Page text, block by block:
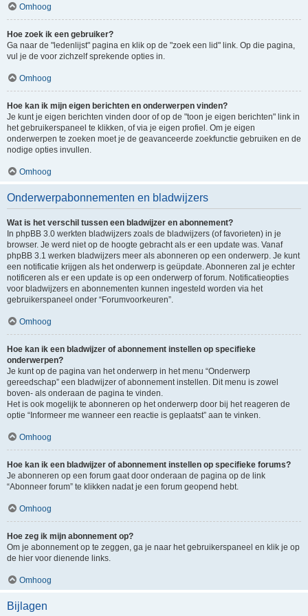
Omhoog
Hoe zoek ik een gebruiker?
Ga naar de "ledenlijst" pagina en klik op de "zoek een lid" link. Op die pagina,
vul je de voor zichzelf sprekende opties in.
Omhoog
Hoe kan ik mijn eigen berichten en onderwerpen vinden?
Je kunt je eigen berichten vinden door of op de "toon je eigen berichten" link in
het gebruikerspaneel te klikken, of via je eigen profiel. Om je eigen
onderwerpen te zoeken moet je de geavanceerde zoekfunctie gebruiken en de
nodige opties invullen.
Omhoog
Onderwerpabonnementen en bladwijzers
Wat is het verschil tussen een bladwijzer en abonnement?
In phpBB 3.0 werkten bladwijzers zoals de bladwijzers (of favorieten) in je
browser. Je werd niet op de hoogte gebracht als er een update was. Vanaf
phpBB 3.1 werken bladwijzers meer als abonneren op een onderwerp. Je kunt
een notificatie krijgen als het onderwerp is geüpdate. Abonneren zal je echter
notificeren als er een update is op een onderwerp of forum. Notificatieopties
voor bladwijzers en abonnementen kunnen ingesteld worden via het
gebruikerspaneel onder “Forumvoorkeuren”.
Omhoog
Hoe kan ik een bladwijzer of abonnement instellen op specifieke
onderwerpen?
Je kunt op de pagina van het onderwerp in het menu “Onderwerp
gereedschap” een bladwijzer of abonnement instellen. Dit menu is zowel
boven- als onderaan de pagina te vinden.
Het is ook mogelijk te abonneren op het onderwerp door bij het reageren de
optie “Informeer me wanneer een reactie is geplaatst” aan te vinken.
Omhoog
Hoe kan ik een bladwijzer of abonnement instellen op specifieke forums?
Je abonneren op een forum gaat door onderaan de pagina op de link
“Abonneer forum” te klikken nadat je een forum geopend hebt.
Omhoog
Hoe zeg ik mijn abonnement op?
Om je abonnement op te zeggen, ga je naar het gebruikerspaneel en klik je op
de hier voor dienende links.
Omhoog
Bijlagen